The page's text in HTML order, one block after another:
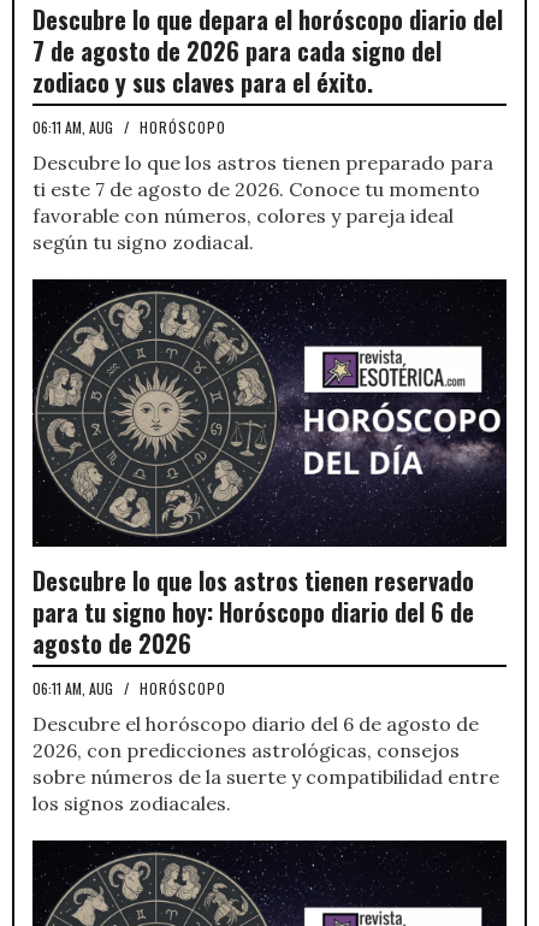
Descubre lo que depara el horóscopo diario del
7 de agosto de 2026 para cada signo del
zodiaco y sus claves para el éxito.
06:11 AM, AUG / HORÓSCOPO
Descubre lo que los astros tienen preparado para
ti este 7 de agosto de 2026. Conoce tu momento
favorable con números, colores y pareja ideal
según tu signo zodiacal.
Descubre lo que los astros tienen reservado
para tu signo hoy: Horóscopo diario del 6 de
agosto de 2026
06:11 AM, AUG / HORÓSCOPO
Descubre el horóscopo diario del 6 de agosto de
2026, con predicciones astrológicas, consejos
sobre números de la suerte y compatibilidad entre
los signos zodiacales.